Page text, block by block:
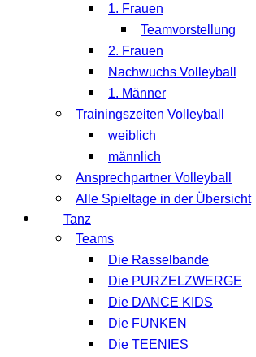
1. Frauen
Teamvorstellung
2. Frauen
Nachwuchs Volleyball
1. Männer
Trainingszeiten Volleyball
weiblich
männlich
Ansprechpartner Volleyball
Alle Spieltage in der Übersicht
Tanz
Teams
Die Rasselbande
Die PURZELZWERGE
Die DANCE KIDS
Die FUNKEN
Die TEENIES